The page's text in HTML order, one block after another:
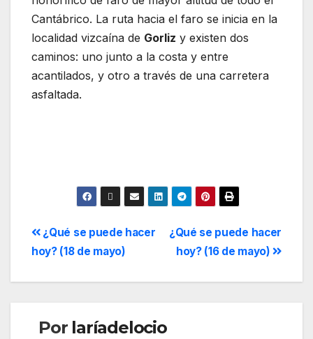
Cantábrico. La ruta hacia el faro se inicia en la
localidad vizcaína de Gorliz y existen dos
caminos: uno junto a la costa y entre
acantilados, y otro a través de una carretera
asfaltada.
¿Qué se puede hacer
hoy? (16 de mayo)
¿Qué se puede hacer
hoy? (18 de mayo)
Por laríadelocio